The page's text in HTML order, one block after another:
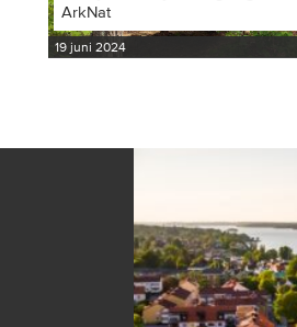
ArkNat
19 juni 2024